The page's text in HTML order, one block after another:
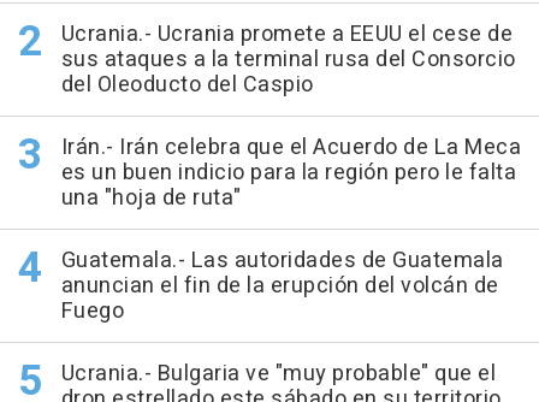
Ucrania.- Ucrania promete a EEUU el cese de
sus ataques a la terminal rusa del Consorcio
del Oleoducto del Caspio
Irán.- Irán celebra que el Acuerdo de La Meca
es un buen indicio para la región pero le falta
una "hoja de ruta"
Guatemala.- Las autoridades de Guatemala
anuncian el fin de la erupción del volcán de
Fuego
Ucrania.- Bulgaria ve "muy probable" que el